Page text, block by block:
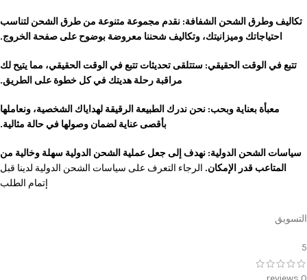
تكاليف وطرق الشحن الشفافة: نقدم مجموعة متنوعة من طرق الشحن لتناسب
احتياجاتك وميزانيتك، وتكاليف شحننا معروضة بوضوح على صفحة الخروج.
تتبع في الوقت الحقيقي: ستتلقى تحديثات تتبع في الوقت الحقيقي، مما يتيح لك
مراقبة رحلة هديتك في كل خطوة على الطريق.
معبأة بعناية وبحب: نحن ندرك الطبيعة الرقيقة لهداياك الشخصية، ونعاملها
بأقصى عناية لضمان وصولها في حالة مثالية.
سياسات الشحن الدولية: نهدف إلى جعل عملية الشحن الدولية سهلة وخالية من
المتاعب قدر الإمكان. الرجاء التعرف على سياسات الشحن الدولية لدينا قبل
إتمام الطلب
التسويق
5